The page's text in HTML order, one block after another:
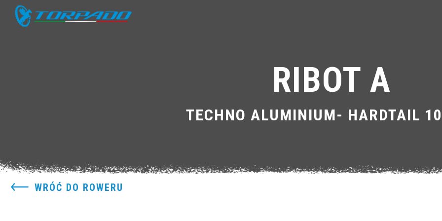
RIBOT A
TECHNO ALUMINIUM- HARDTAIL
WRÓĆ DO ROWERU